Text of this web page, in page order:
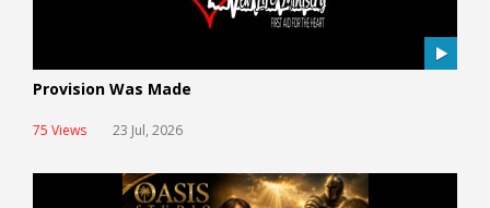
Provision Was Made
75 Views 23 Jul, 2026